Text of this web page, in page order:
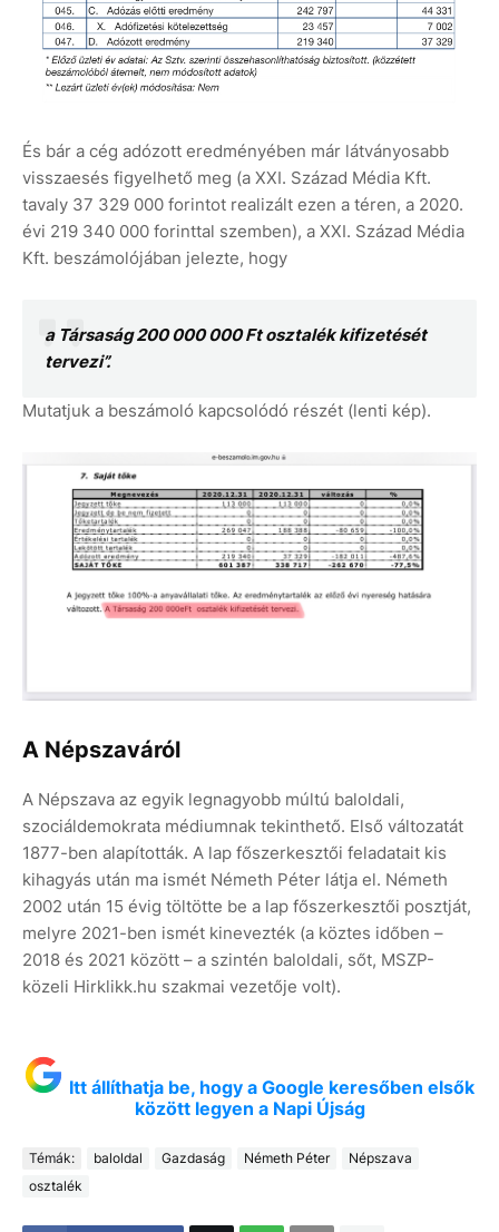
És bár a cég adózott eredményében már látványosabb
visszaesés figyelhető meg (a XXI. Század Média Kft.
tavaly 37 329 000 forintot realizált ezen a téren, a 2020.
évi 219 340 000 forinttal szemben), a XXI. Század Média
Kft. beszámolójában jelezte, hogy
a Társaság 200 000 000 Ft osztalék kifizetését
tervezi”.
Mutatjuk a beszámoló kapcsolódó részét (lenti kép).
A Népszaváról
A Népszava az egyik legnagyobb múltú baloldali,
szociáldemokrata médiumnak tekinthető. Első változatát
1877-ben alapították. A lap főszerkesztői feladatait kis
kihagyás után ma ismét Németh Péter látja el. Németh
2002 után 15 évig töltötte be a lap főszerkesztői posztját,
melyre 2021-ben ismét kinevezték (a köztes időben –
2018 és 2021 között – a szintén baloldali, sőt, MSZP-
közeli Hirklikk.hu szakmai vezetője volt).
Itt állíthatja be, hogy a Google keresőben elsők
között legyen a Napi Újság
Témák: baloldal Gazdaság Németh Péter
Népszava
osztalék